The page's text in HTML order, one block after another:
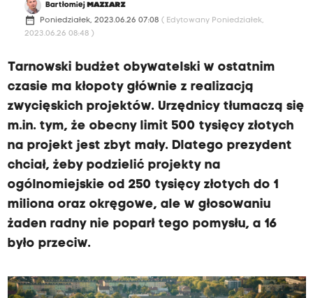
Bartłomiej MAZIARZ
date_range Poniedziałek, 2023.06.26 07:08 ( Edytowany Poniedziałek,
2023.06.26 08:48 )
Tarnowski budżet obywatelski w ostatnim
czasie ma kłopoty głównie z realizacją
zwycięskich projektów. Urzędnicy tłumaczą się
m.in. tym, że obecny limit 500 tysięcy złotych
na projekt jest zbyt mały. Dlatego prezydent
chciał, żeby podzielić projekty na
ogólnomiejskie od 250 tysięcy złotych do 1
miliona oraz okręgowe, ale w głosowaniu
żaden radny nie poparł tego pomysłu, a 16
było przeciw.